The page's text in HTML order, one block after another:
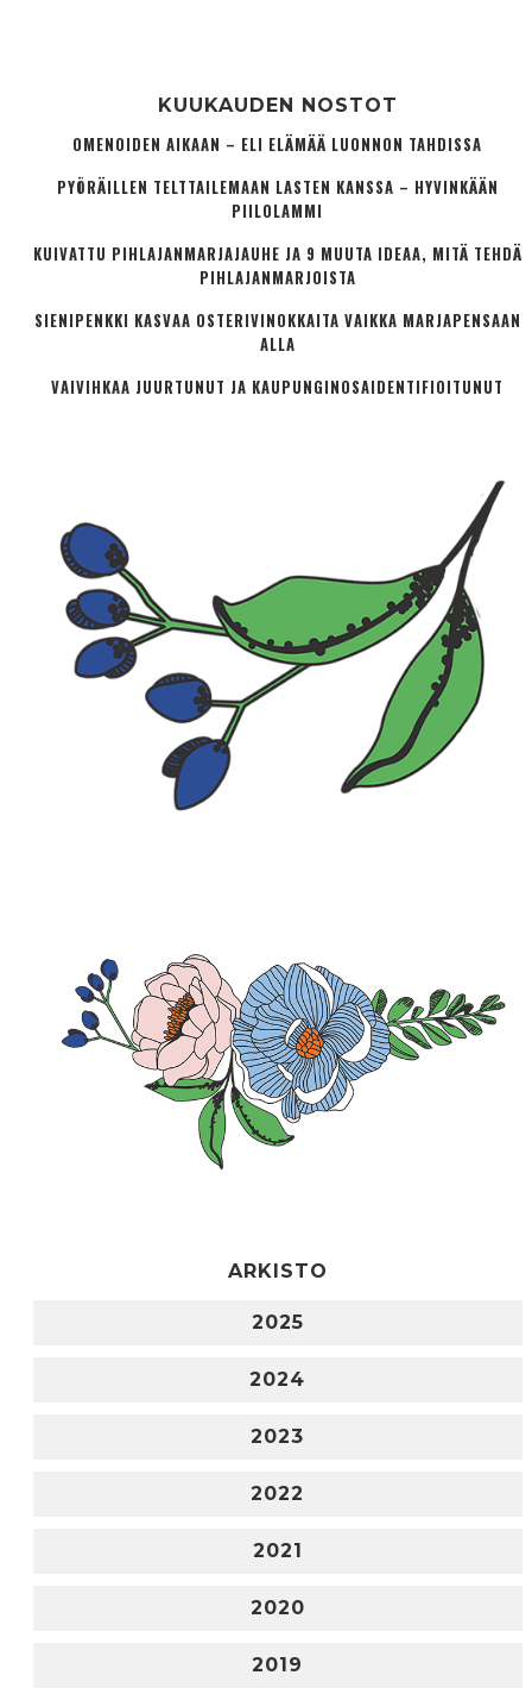
KUUKAUDEN NOSTOT
OMENOIDEN AIKAAN – ELI ELÄMÄÄ LUONNON TAHDISSA
PYÖRÄILLEN TELTTAILEMAAN LASTEN KANSSA – HYVINKÄÄN
PIILOLAMMI
KUIVATTU PIHLAJANMARJAJAUHE JA 9 MUUTA IDEAA, MITÄ TEHDÄ
PIHLAJANMARJOISTA
SIENIPENKKI KASVAA OSTERIVINOKKAITA VAIKKA MARJAPENSAAN
ALLA
VAIVIHKAA JUURTUNUT JA KAUPUNGINOSA­IDENTIFIOITUNUT
ARKISTO
2025
2024
2023
2022
2021
2020
2019